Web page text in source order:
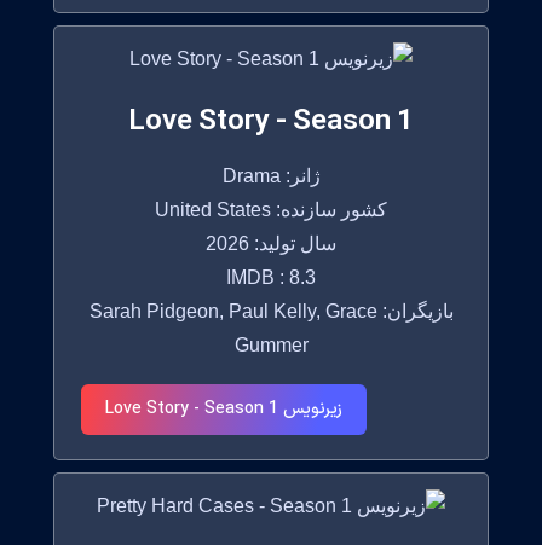
Love Story - Season 1
ژانر: Drama
کشور سازنده: United States
سال تولید: 2026
IMDB : 8.3
بازیگران: Sarah Pidgeon, Paul Kelly, Grace
Gummer
زیرنویس Love Story - Season 1